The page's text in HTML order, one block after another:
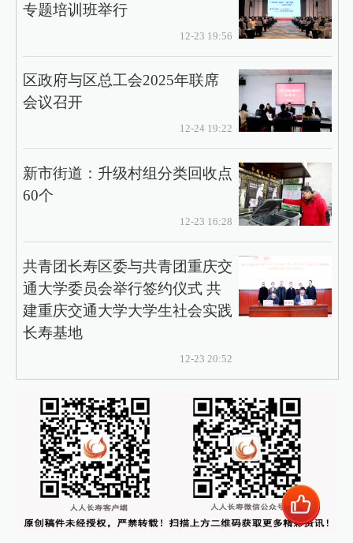
专题培训班举行
12-23 19:56
区政府与区总工会2025年联席
会议召开
12-24 19:22
新市街道：升级村组分类回收点
60个
12-23 16:28
共青团长寿区委与共青团重庆交
通大学委员会举行签约仪式 共
建重庆交通大学大学生社会实践
长寿基地
12-23 20:52